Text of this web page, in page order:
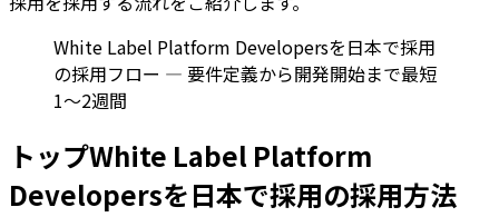
White Label Platform Developersを日本で採用
の採用フロー — 要件定義から開発開始まで最短
1〜2週間
トップWhite Label Platform
Developersを日本で採用の採用方法